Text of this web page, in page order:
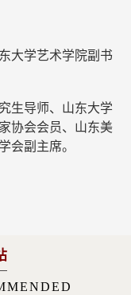
大学艺术学院副书
生导师、山东大学
协会会员、山东美
会副主席。